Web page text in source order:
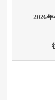
2026年